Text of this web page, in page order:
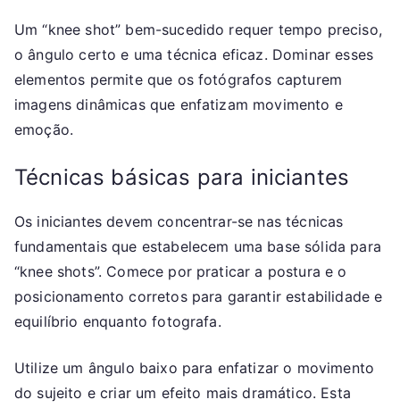
Um “knee shot” bem-sucedido requer tempo preciso,
o ângulo certo e uma técnica eficaz. Dominar esses
elementos permite que os fotógrafos capturem
imagens dinâmicas que enfatizam movimento e
emoção.
Técnicas básicas para iniciantes
Os iniciantes devem concentrar-se nas técnicas
fundamentais que estabelecem uma base sólida para
“knee shots”. Comece por praticar a postura e o
posicionamento corretos para garantir estabilidade e
equilíbrio enquanto fotografa.
Utilize um ângulo baixo para enfatizar o movimento
do sujeito e criar um efeito mais dramático. Esta